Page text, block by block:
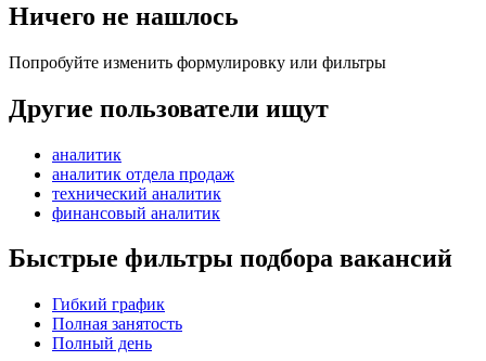
Ничего не нашлось
Попробуйте изменить формулировку или фильтры
Другие пользователи ищут
аналитик
аналитик отдела продаж
технический аналитик
финансовый аналитик
Быстрые фильтры подбора вакансий
Гибкий график
Полная занятость
Полный день